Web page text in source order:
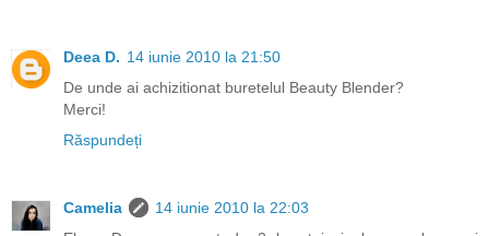
Deea D. 14 iunie 2010 la 21:50
De unde ai achizitionat buretelul Beauty Blender?
Merci!
Răspundeți
Camelia
14 iunie 2010 la 22:03